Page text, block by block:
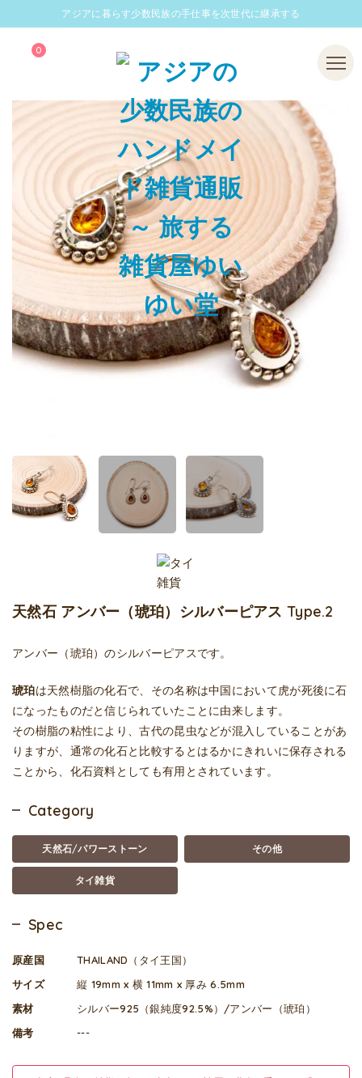
アジアに暮らす少数民族の手仕事を次世代に継承する
0 Menu
天然石 アンバー（琥珀）シルバーピアス Type.2
アンバー（琥珀）のシルバーピアスです。
琥珀は天然樹脂の化石で、その名称は中国において虎が死後に石
になったものだと信じられていたことに由来します。
その樹脂の粘性により、古代の昆虫などが混入していることがあ
りますが、通常の化石と比較するとはるかにきれいに保存される
ことから、化石資料としても有用とされています。
Category
天然石/パワーストーン その他
タイ雑貨
Spec
原産国
THAILAND（タイ王国）
サイズ
縦 19mm x 横 11mm x 厚み 6.5mm
素材
シルバー925（銀純度92.5%）/アンバー（琥珀）
備考
---